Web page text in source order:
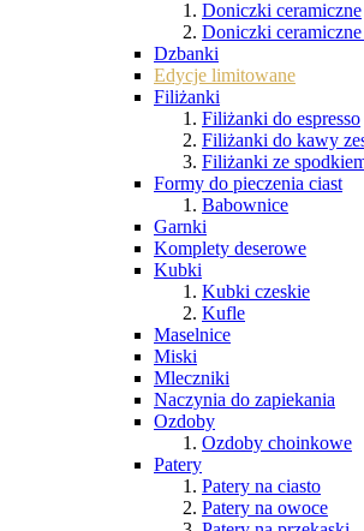
Doniczki ceramiczne
Doniczki
Dzbanki
Edycje limitowane
Filiżanki
Filiżanki do espresso
Filiżanki do kawy
Filiżanki ze
Formy do pieczenia ciast
Babownice
Garnki
Komplety deserowe
Kubki
Kubki czeskie
Kufle
Maselnice
Miski
Mleczniki
Naczynia do zapiekania
Ozdoby
Ozdoby choinkowe
Patery
Patery na ciasto
Patery na owoce